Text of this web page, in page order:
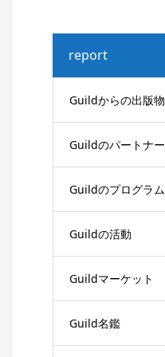
report
Guildからの出版物
Guildのパートナー
Guildのプログラム
Guildの活動
Guildマーケット
Guild名鑑